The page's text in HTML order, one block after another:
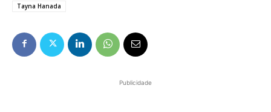
Tayna Hanada
Publicidade